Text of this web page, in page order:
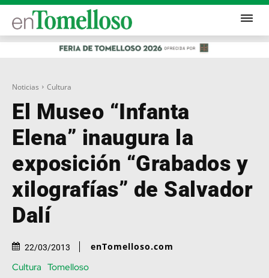
Noticias Cultura
El Museo “Infanta
Elena” inaugura la
exposición “Grabados y
xilografías” de Salvador
Dalí
22/03/2013 enTomelloso.com
Cultura Tomelloso